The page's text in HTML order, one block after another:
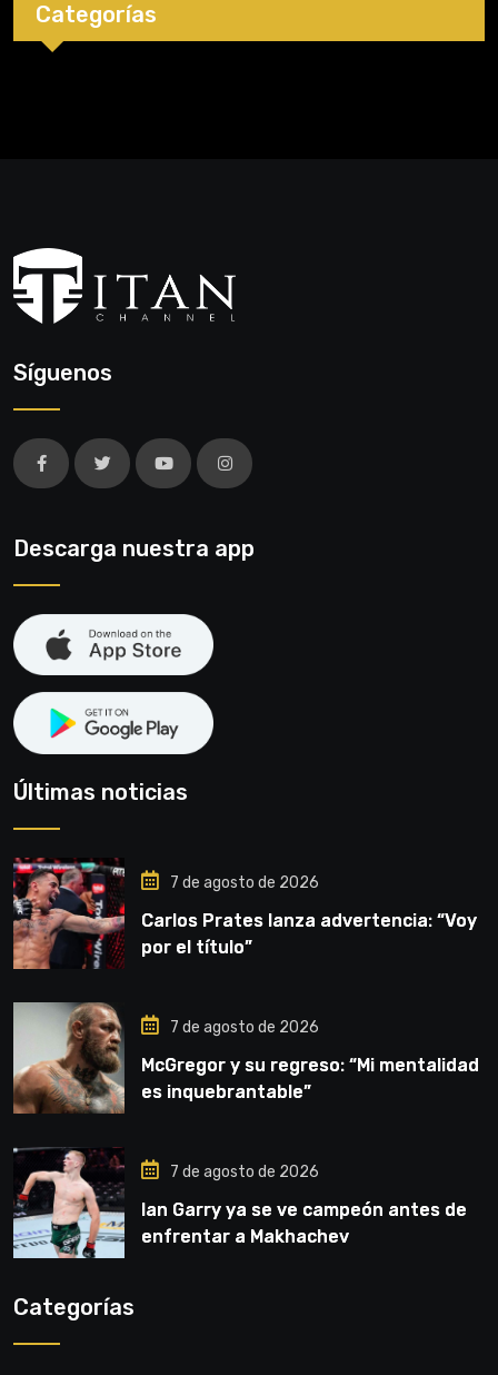
Categorías
Síguenos
Descarga nuestra app
Últimas noticias
7 de agosto de 2026
Carlos Prates lanza advertencia: “Voy
por el título”
7 de agosto de 2026
McGregor y su regreso: “Mi mentalidad
es inquebrantable”
7 de agosto de 2026
Ian Garry ya se ve campeón antes de
enfrentar a Makhachev
Categorías